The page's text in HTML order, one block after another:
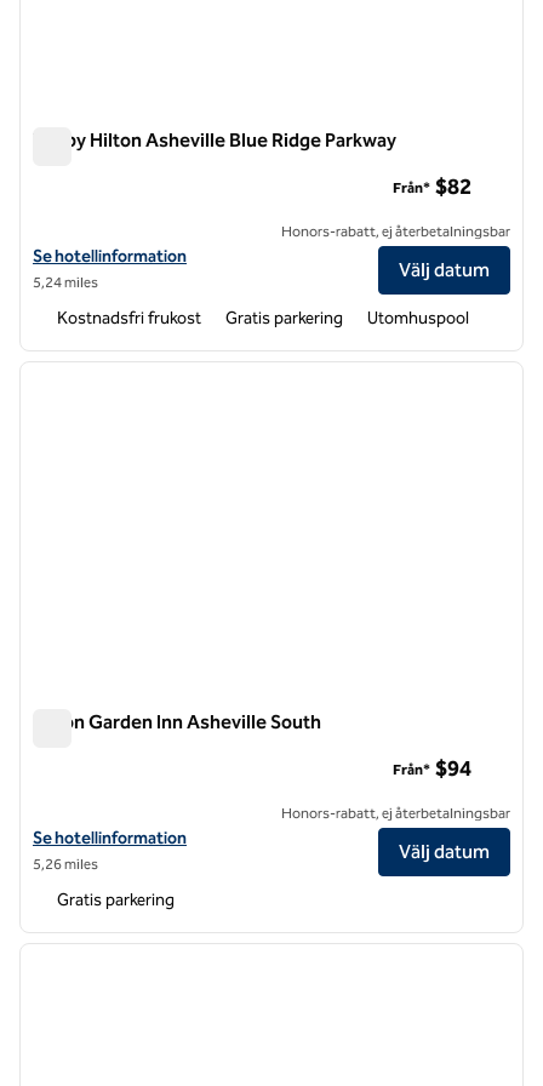
Tru by Hilton Asheville Blue Ridge Parkway
Visa hotelluppgifter för Tru by Hilton Asheville Blue Ridge Parkway
Se hotellinformation
5,24 miles
Från* $82
Honors-rabatt, ej återbetalningsbar
Välj datum
Kostnadsfri frukost Gratis parkering Utomhuspool
1 av 12
nästa
Hilton Garden Inn Asheville South
Visa hotelluppgifter för Hilton Garden Inn Asheville South
Se hotellinformation
5,26 miles
Från* $94
Honors-rabatt, ej återbetalningsbar
Välj datum
Gratis parkering
1 av 12
nästa